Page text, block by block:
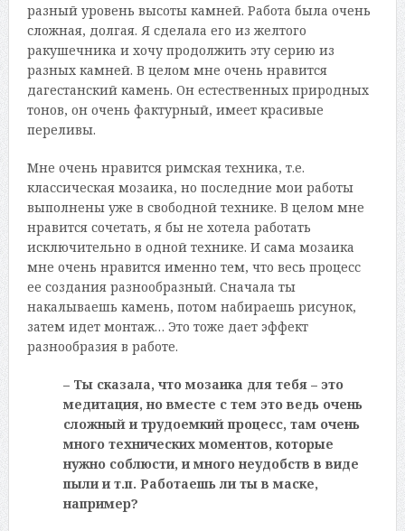
разный уровень высоты камней. Работа была очень
сложная, долгая. Я сделала его из желтого
ракушечника и хочу продолжить эту серию из
разных камней. В целом мне очень нравится
дагестанский камень. Он естественных природных
тонов, он очень фактурный, имеет красивые
переливы.
Мне очень нравится римская техника, т.е.
классическая мозаика, но последние мои работы
выполнены уже в свободной технике. В целом мне
нравится сочетать, я бы не хотела работать
исключительно в одной технике. И сама мозаика
мне очень нравится именно тем, что весь процесс
ее создания разнообразный. Сначала ты
накалываешь камень, потом набираешь рисунок,
затем идет монтаж… Это тоже дает эффект
разнообразия в работе.
– Ты сказала, что мозаика для тебя – это
медитация, но вместе с тем это ведь очень
сложный и трудоемкий процесс, там очень
много технических моментов, которые
нужно соблюсти, и много неудобств в виде
пыли и т.п. Работаешь ли ты в маске,
например?